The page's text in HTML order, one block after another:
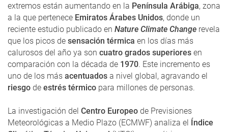
extremos están aumentando en la Península Arábiga, zona
a la que pertenece Emiratos Árabes Unidos, donde un
reciente estudio publicado en Nature Climate Change revela
que los picos de sensación térmica en los días más
calurosos del año ya son cuatro grados superiores en
comparación con la década de 1970. Este incremento es
uno de los más acentuados a nivel global, agravando el
riesgo de estrés térmico para millones de personas.
La investigación del Centro Europeo de Previsiones
Meteorológicas a Medio Plazo (ECMWF) analiza el Índice